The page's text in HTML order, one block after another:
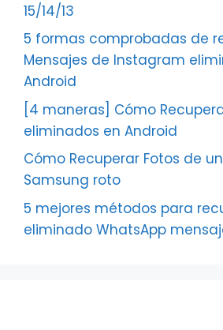
15/14/13
5 formas comprobadas de
Mensajes de Instagram
Android
[4 maneras] Cómo
eliminados en Android
Cómo Recuperar Fotos de
Samsung roto
5 mejores métodos para
eliminado WhatsApp